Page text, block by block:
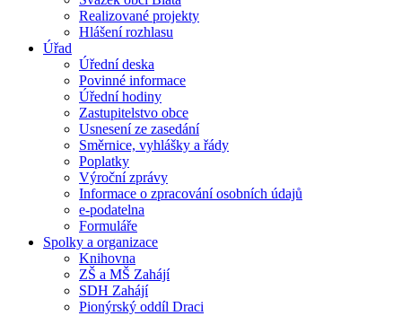
Realizované projekty
Hlášení rozhlasu
Úřad
Úřední deska
Povinné informace
Úřední hodiny
Zastupitelstvo obce
Usnesení ze zasedání
Směrnice, vyhlášky a řády
Poplatky
Výroční zprávy
Informace o zpracování osobních údajů
e-podatelna
Formuláře
Spolky a organizace
Knihovna
ZŠ a MŠ Zahájí
SDH Zahájí
Pionýrský oddíl Draci